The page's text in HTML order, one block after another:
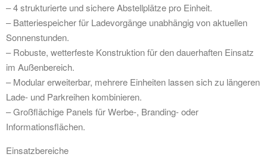
– 4 strukturierte und sichere Abstellplätze pro Einheit.
– Batteriespeicher für Ladevorgänge unabhängig von aktuellen
Sonnenstunden.
– Robuste, wetterfeste Konstruktion für den dauerhaften Einsatz
im Außenbereich.
– Modular erweiterbar, mehrere Einheiten lassen sich zu längeren
Lade- und Parkreihen kombinieren.
– Großflächige Panels für Werbe-, Branding- oder
Informationsflächen.
Einsatzbereiche